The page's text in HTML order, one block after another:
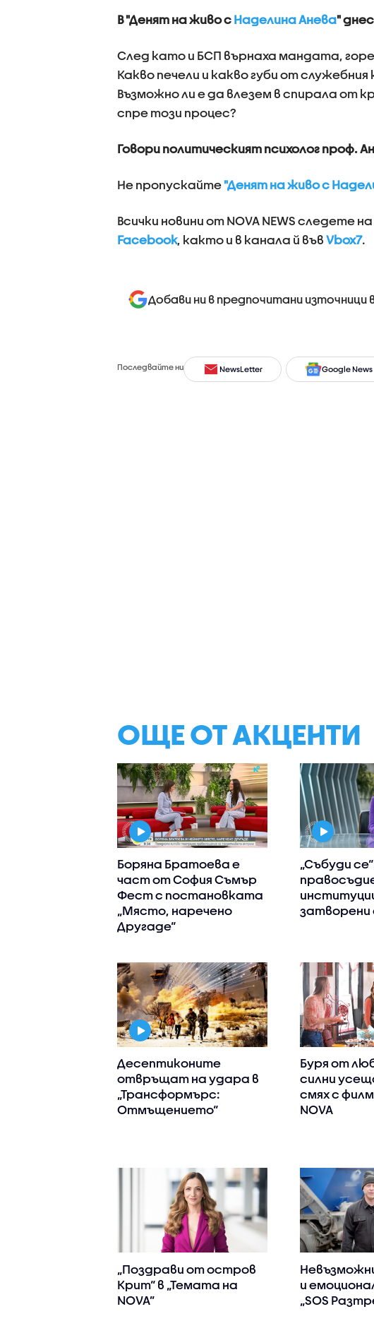
В "Денят на живо с Наделина Анева"
След като и БСП върнаха мандата,
Какво печели и какво губи от
Възможно ли е да влезем в спирала от
спре този процес?
Говори политическият психолог проф.
Не пропускайте"Денят на живо с
Всички новини от NOVA NEWS следете
Facebook, както и в канала й във Vbox7.
Добави ни в предпочитани източници
Последвайте ни NewsLetter Google News
ОЩЕ ОТ АКЦЕНТИ
Боряна Братоева е
част от София Съмър
Фест с постановката
„Място, наречено
Другаде“
„Събуди
затворени
Десептиконите
отвръщат на удара в
„Трансформърс:
Отмъщението“
Буря от
силни
смях с
NOVA
„Поздрави от остров
Крит“ в „Темата на
NOVA”
и
„SOS